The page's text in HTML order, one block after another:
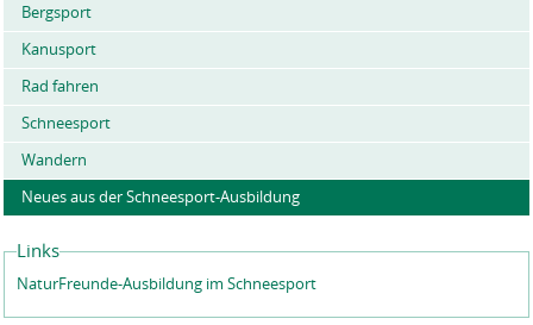
Bergsport
Kanusport
Rad fahren
Schneesport
Wandern
Neues aus der Schneesport-Ausbildung
Links
NaturFreunde-Ausbildung im Schneesport